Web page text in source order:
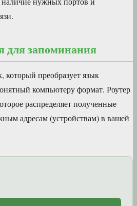
для запоминания
преобразует язык
компьютеру формат. Роутер
распределяет полученные
адресам (устройствам) в вашей